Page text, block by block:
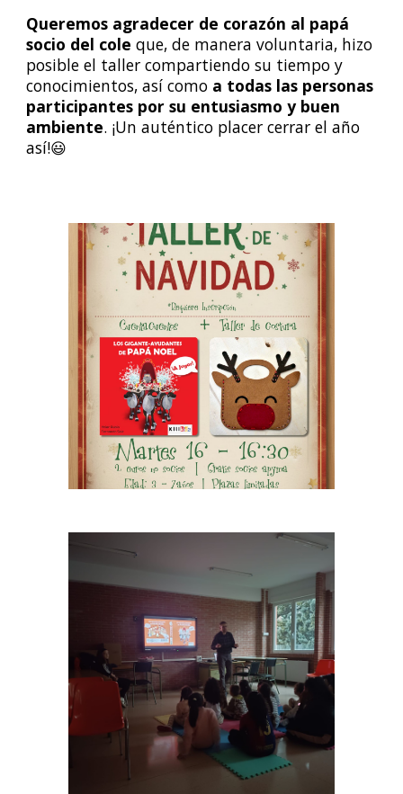
Queremos agradecer de corazón al papá
socio del coleque, de manera voluntaria, hizo
posible el taller compartiendo su tiempo y
conocimientos, así como a todas las personas
participantes por su entusiasmo y buen
ambiente. ¡Un auténtico placer cerrar el año
así!😃